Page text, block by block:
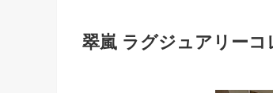
翠嵐 ラグジュアリー